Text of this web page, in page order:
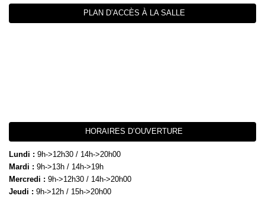
PLAN D’ACCÈS À LA SALLE
HORAIRES D’OUVERTURE
Lundi : 9h->12h30 / 14h->20h00
Mardi : 9h->13h / 14h->19h
Mercredi : 9h->12h30 / 14h->20h00
Jeudi : 9h->12h / 15h->20h00